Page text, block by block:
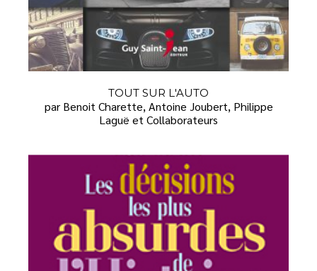
TOUT SUR L'AUTO
par Benoit Charette, Antoine Joubert, Philippe
Laguë et Collaborateurs